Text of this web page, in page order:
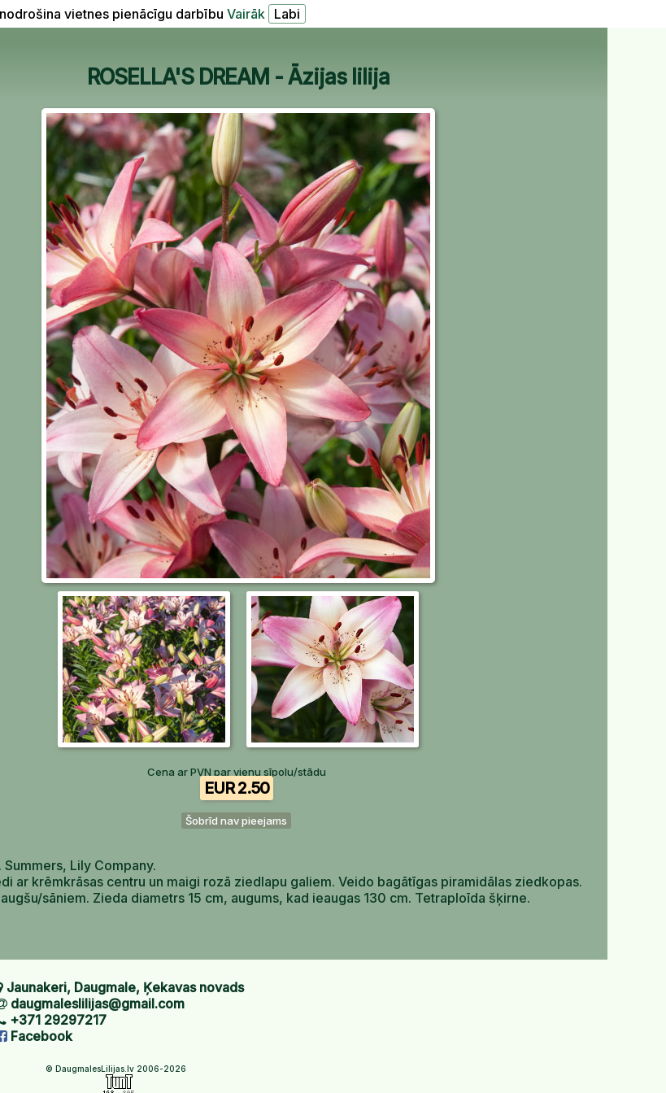
vietnes pienācīgu darbību Vairāk
ROSELLA'S DREAM - Āzijas lilija
Cena ar PVN par vienu sīpolu/stādu
EUR 2.50
Šobrīd nav pieejams
Summers, Lily Company.
ar krēmkrāsas centru un maigi rozā ziedlapu galiem. Veido bagātīgas piramidālas ziedkopas.
sāniem. Zieda diametrs 15 cm, augums, kad ieaugas 130 cm. Tetraploīda šķirne.
Jaunakeri, Daugmale, Ķekavas novads
daugmaleslilijas@gmail.com
+371 29297217
Facebook
© DaugmalesLilijas.lv 2006-2026